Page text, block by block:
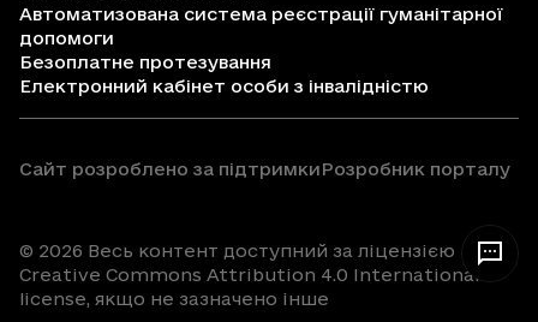
Автоматизована система реєстрації гуманітарної
допомоги
Безоплатне протезування
Електронний кабінет особи з інвалідністю
Сайт розроблено за підтримкиРозробник порталу
© 2026 Весь контент доступний за ліцензією
Creative Commons Attribution 4.0 International
license, якщо не зазначено інше